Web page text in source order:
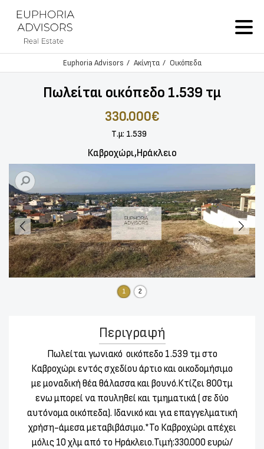
Euphoria Advisors Ακίνητα Οικόπεδα
Πωλείται οικόπεδο 1.539 τμ
330.000€
Τ.μ: 1.539
Καβροχώρι,Ηράκλειο
1 2
Περιγραφή
Πωλείται γωνιακό οικόπεδο 1.539 τμ στο
Καβροχώριεντός σχεδίου άρτιο και οικοδομήσιμο
με μοναδική θέα θάλασσα και βουνό.Κτίζει 800τμ
ενω μπορεί να πουληθεί και τμηματικά ( σε δύο
αυτόνομα οικόπεδα). Ιδανικό και για επαγγελματική
χρήση-άμεσα μεταβιβάσιμο.*Το Καβροχώρι απέχει
μόλις 10 χλμ από το Ηράκλειο.Τιμή:330.000 ευρώ/